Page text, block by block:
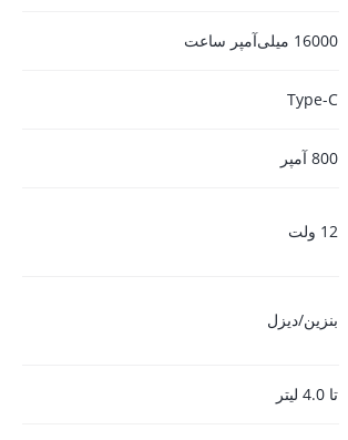
16000 میلی‌آمپر ساعت
800 آمپر
12 ولت
بنزین/دیزل
تا 4.0 لیتر